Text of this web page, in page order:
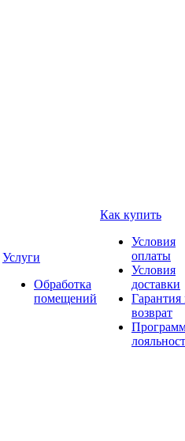
Услуги
Обработка
помещений
Как купить
Условия
оплаты
Условия
доставки
Гарантия
возврат